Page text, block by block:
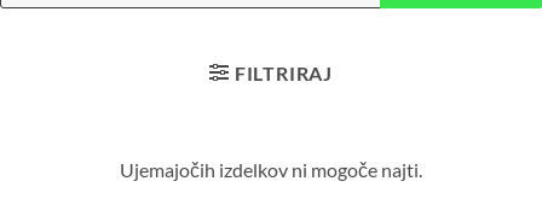
FILTRIRAJ
Ujemajočih izdelkov ni mogoče najti.